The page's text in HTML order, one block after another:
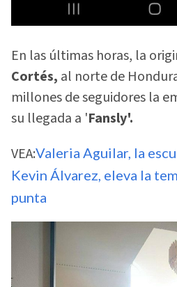
En las últimas horas, la
Cortés, al norte de
millones de seguidores la
su llegada a 'Fansly'.
VEA:Valeria Aguilar, la
Kevin Álvarez, eleva la
punta